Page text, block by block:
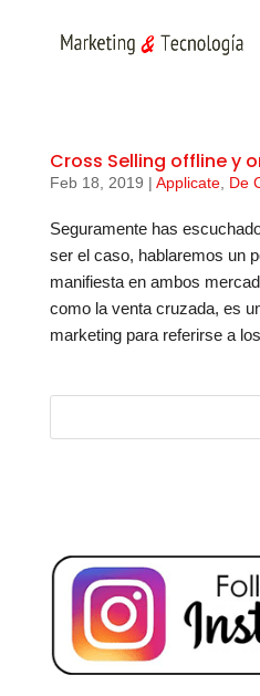
Cross Selling offline y
Feb 18, 2019 | Applicate, De
Seguramente has
ser el caso, hablaremos un
manifiesta en ambos
como la venta cruzada, es
marketing para referirse a